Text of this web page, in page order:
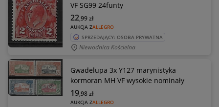
VF SG99 24funty
AUKCJA ZALLEGRO
22,99zł
SPRZEDAJĄCY: OSOBA PRYWATNA
Niewodnica Kościelna
Gwadelupa 3x Y127 marynistyka
kormoran MH VF wysokie nominały
AUKCJA ZALLEGRO
19,98zł